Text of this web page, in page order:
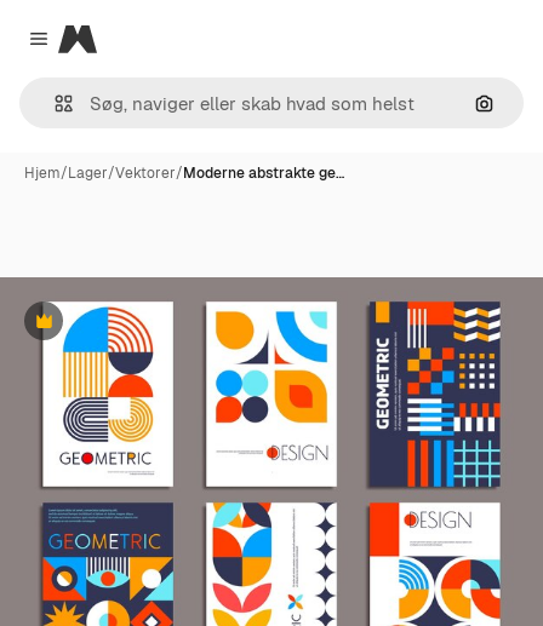
Close menu
Magnific
Søg
Hjem/Lager/Vektorer/Moderne abstrakte ge…
Præmie